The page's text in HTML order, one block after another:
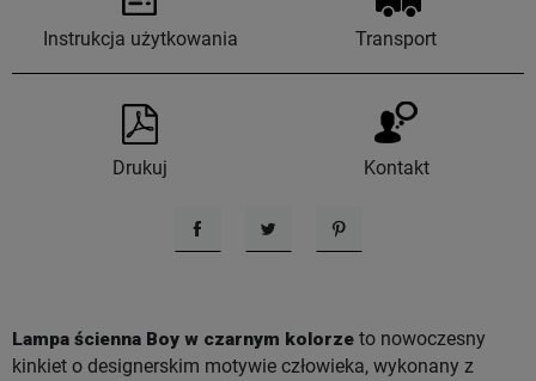
Instrukcja użytkowania Transport
Drukuj Kontakt
UdostępnijTweetujPinterest
Lampa ścienna Boy w czarnym kolorze to nowoczesny
kinkiet o designerskim motywie człowieka, wykonany z